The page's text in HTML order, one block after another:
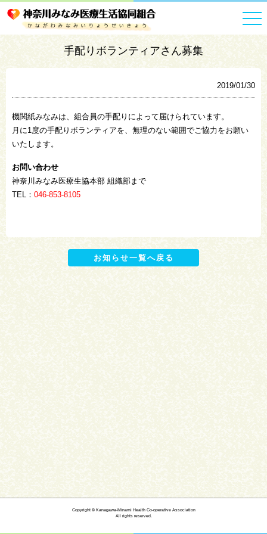
HOME お知らせ一覧 手配りボランティアさん募集
手配りボランティアさん募集
2019/01/30
機関紙みなみは、組合員の手配りによって届けられています。
月に1度の手配りボランティアを、無理のない範囲でご協力をお願い
いたします。
お問い合わせ
神奈川みなみ医療生協本部 組織部まで
TEL： 046-853-8105
お知らせ一覧へ戻る
Copyright © Kanagawa-Minami Health Co-operative Association
All rights reserved.